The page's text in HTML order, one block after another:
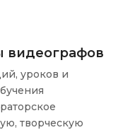
видеографов
уроков и
творческую